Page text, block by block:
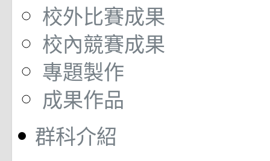
校外比賽成果
校內競賽成果
專題製作
成果作品
群科介紹